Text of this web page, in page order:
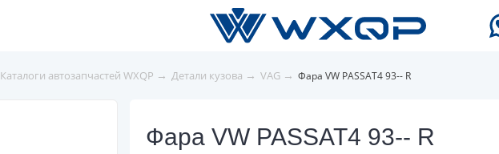
Каталоги автозапчастей WXQP → Детали кузова → VAG → Фара VW PASSAT4 93-- R
Фара VW PASSAT4 93-- R